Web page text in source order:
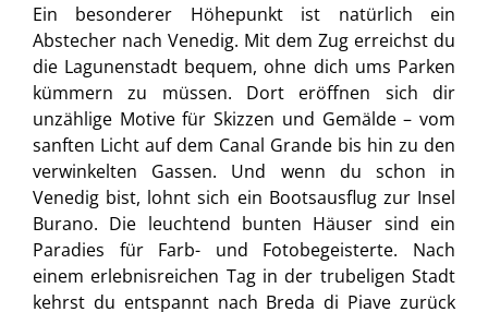
Ein besonderer Höhepunkt ist natürlich ein
Abstecher nach Venedig. Mit dem Zug erreichst du
die Lagunenstadt bequem, ohne dich ums Parken
kümmern zu müssen. Dort eröffnen sich dir
unzählige Motive für Skizzen und Gemälde – vom
sanften Licht auf dem Canal Grande bis hin zu den
verwinkelten Gassen. Und wenn du schon in
Venedig bist, lohnt sich ein Bootsausflug zur Insel
Burano. Die leuchtend bunten Häuser sind ein
Paradies für Farb- und Fotobegeisterte. Nach
einem erlebnisreichen Tag in der trubeligen Stadt
kehrst du entspannt nach Breda di Piave zurück